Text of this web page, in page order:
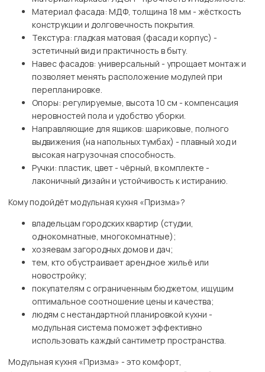
Материал фасада: МДФ, толщина 18 мм - жёсткость
конструкции и долговечность покрытия.
Текстура: гладкая матовая (фасад и корпус) -
эстетичный вид и практичность в быту.
Навес фасадов: универсальный - упрощает монтаж и
позволяет менять расположение модулей при
перепланировке.
Опоры: регулируемые, высота 10 см - компенсация
неровностей пола и удобство уборки.
Направляющие для ящиков: шариковые, полного
выдвижения (на напольных тумбах) - плавный ход и
высокая нагрузочная способность.
Ручки: пластик, цвет - чёрный, в комплекте -
лаконичный дизайн и устойчивость к истиранию.
Кому подойдёт модульная кухня «Призма»?
владельцам городских квартир (студии,
однокомнатные, многокомнатные);
хозяевам загородных домов и дач;
тем, кто обустраивает арендное жильё или
новостройку;
покупателям с ограниченным бюджетом, ищущим
оптимальное соотношение цены и качества;
людям с нестандартной планировкой кухни -
модульная система поможет эффективно
использовать каждый сантиметр пространства.
Модульная кухня «Призма» - это комфорт,